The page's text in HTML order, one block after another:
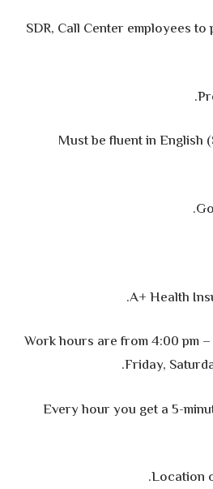
-SDR, Call Center employees
-Must be fluent in English
-Work hours are from 4:00 pm
Friday,
-Every hour you get a 5-